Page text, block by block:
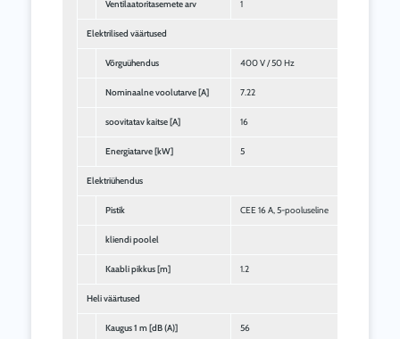
Ventilaatoritasemete arv 1
Elektrilised väärtused
Võrguühendus 400 V / 50 Hz
Nominaalne voolutarve [A] 7.22
soovitatav kaitse [A] 16
Energiatarve [kW] 5
Elektriühendus
Pistik CEE 16 A, 5-pooluseline
kliendi poolel
Kaabli pikkus [m] 1.2
Heli väärtused
Kaugus 1 m [dB (A)] 56